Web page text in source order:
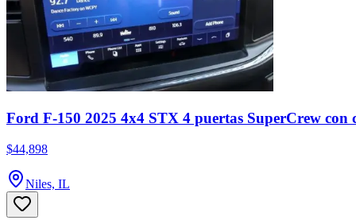
Ford F-150 2025 4x4 STX 4 puertas SuperCrew con
$44,898
Niles, IL